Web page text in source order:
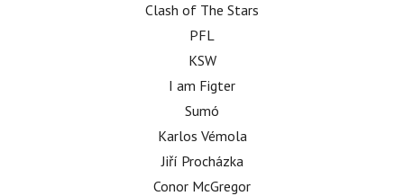
Clash of The Stars
PFL
KSW
I am Figter
Sumó
Karlos Vémola
Jiří Procházka
Conor McGregor